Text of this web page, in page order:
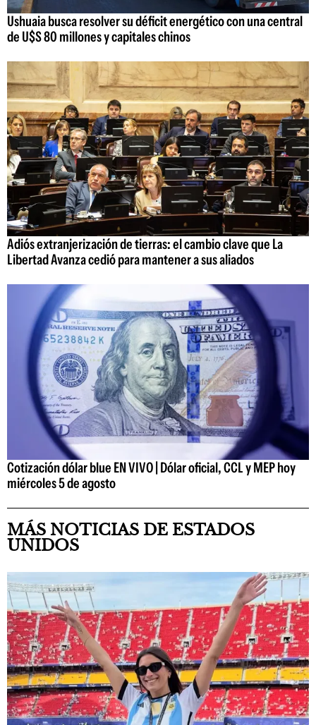
Ushuaia busca resolver su déficit energético con una central
de U$S 80 millones y capitales chinos
Adiós extranjerización de tierras: el cambio clave que La
Libertad Avanza cedió para mantener a sus aliados
Cotización dólar blue EN VIVO | Dólar oficial, CCL y MEP hoy
miércoles 5 de agosto
MÁS NOTICIAS DE ESTADOS
UNIDOS